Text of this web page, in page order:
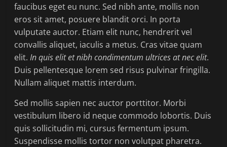
faucibus eget eu nunc. Sed nibh ante, mollis non
eros sit amet, posuere blandit orci. In porta
vulputate auctor. Etiam elit nunc, hendrerit vel
convallis aliquet, iaculis a metus. Cras vitae quam
elit.In quis elit et nibh condimentum ultrices at nec elit.
Duis pellentesque lorem sed risus pulvinar fringilla.
Nullam aliquet mattis interdum.
Sed mollis sapien nec auctor porttitor. Morbi
vestibulum libero id neque commodo lobortis. Duis
quis sollicitudin mi, cursus fermentum ipsum.
Suspendisse mollis tortor non volutpat pharetra.